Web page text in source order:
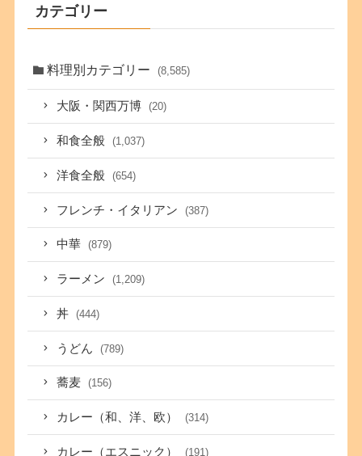
カテゴリー
料理別カテゴリー (8,585)
大阪・関西万博 (20)
和食全般 (1,037)
洋食全般 (654)
フレンチ・イタリアン (387)
中華 (879)
ラーメン (1,209)
丼 (444)
うどん (789)
蕎麦 (156)
カレー（和、洋、欧） (314)
カレー（エスニック） (191)